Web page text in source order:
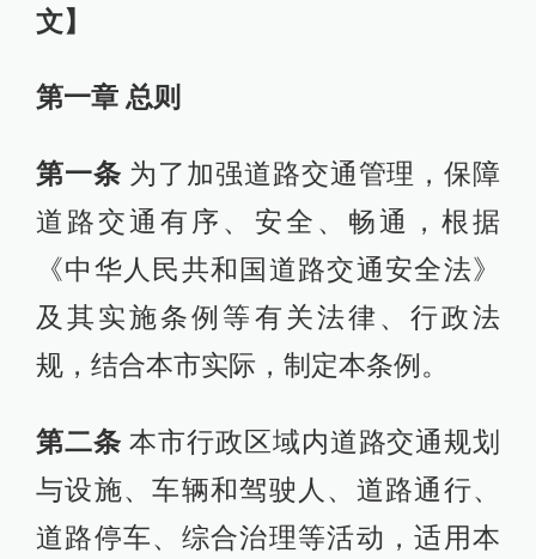
文】
第一章 总则
第一条 为了加强道路交通管理，保障
道路交通有序、安全、畅通，根据
《中华人民共和国道路交通安全法》
及其实施条例等有关法律、行政法
规，结合本市实际，制定本条例。
第二条 本市行政区域内道路交通规划
与设施、车辆和驾驶人、道路通行、
道路停车、综合治理等活动，适用本